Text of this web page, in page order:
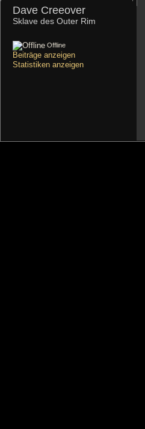
Dave Creeover
Sklave des Outer Rim
Offline
Beiträge anzeigen
Statistiken anzeigen